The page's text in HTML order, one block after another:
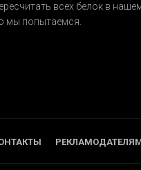
всех белок в
мы попытаемся.